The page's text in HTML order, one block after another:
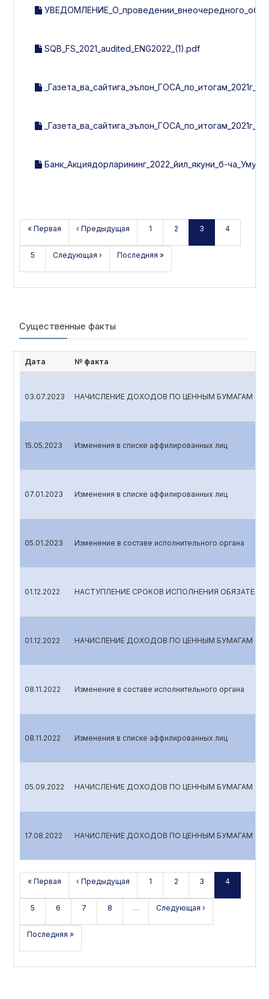
SQB_FS_2021_audited_ENG2022_(1).pdf
Банк_Акциядорларининг_2022_йил_якуни_б-
« Первая ‹ Предыдущая 1 2 3 4
5 Следующая › Последняя »
Существенные факты
Дата № факта
03.07.2023 НАЧИСЛЕНИЕ ДОХОДОВ ПО ЦЕННЫМ БУМАГАМ
15.05.2023 Изменения в списке аффилированных лиц
07.01.2023 Изменения в списке аффилированных лиц
05.01.2023 Изменение в составе исполнительного органа
01.12.2022 НАСТУПЛЕНИЕ СРОКОВ ИСПОЛНЕНИЯ
01.12.2022 НАЧИСЛЕНИЕ ДОХОДОВ ПО ЦЕННЫМ БУМАГАМ
08.11.2022 Изменение в составе исполнительного органа
08.11.2022 Изменения в списке аффилированных лиц
05.09.2022 НАЧИСЛЕНИЕ ДОХОДОВ ПО ЦЕННЫМ БУМАГАМ
17.08.2022 НАЧИСЛЕНИЕ ДОХОДОВ ПО ЦЕННЫМ БУМАГАМ
« Первая ‹ Предыдущая 1 2 3 4
5 6 7 8 … Следующая ›
Последняя »